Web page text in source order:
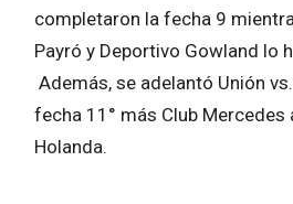
completaron la fecha 9
Payró y Deportivo Gowland lo
Además, se adelantó Unión
fecha 11° más Club Mercedes
Holanda.